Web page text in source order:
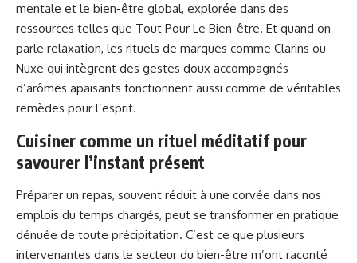
mentale et le bien-être global, explorée dans des
ressources telles que Tout Pour Le Bien-être. Et quand on
parle relaxation, les rituels de marques comme Clarins ou
Nuxe qui intègrent des gestes doux accompagnés
d’arômes apaisants fonctionnent aussi comme de véritables
remèdes pour l’esprit.
Cuisiner comme un rituel méditatif pour
savourer l’instant présent
Préparer un repas, souvent réduit à une corvée dans nos
emplois du temps chargés, peut se transformer en pratique
dénuée de toute précipitation. C’est ce que plusieurs
intervenantes dans le secteur du bien-être m’ont raconté